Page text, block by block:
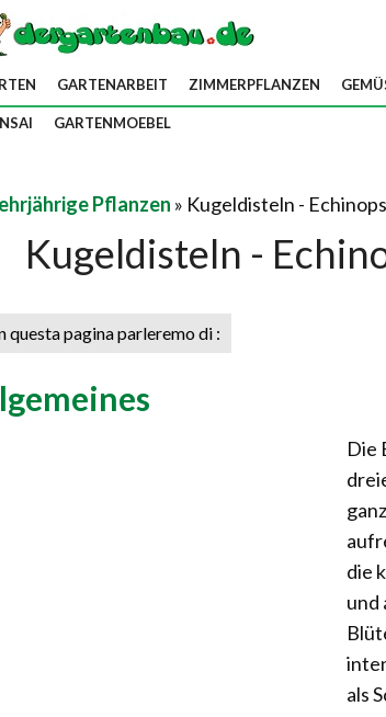
GARTENARBEIT ZIMMERPFLANZEN
GARTENMOEBEL
Pflanzen » Kugeldisteln -
Kugeldisteln -
questa pagina parleremo di :
Die
die
und
als